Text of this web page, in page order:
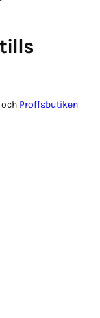
och Proffsbutiken